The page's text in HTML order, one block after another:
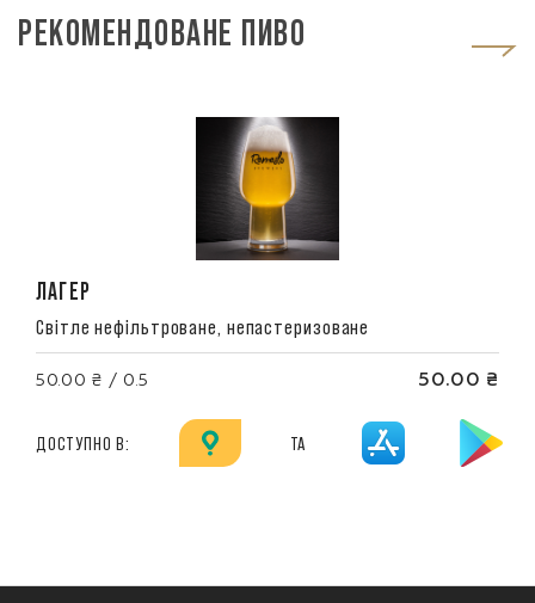
РЕКОМЕНДОВАНЕ ПИВО
ЛАГЕР
Світле нефільтроване, непастеризоване
50.00 ₴ / 0.5 50.00 ₴
ДОСТУПНО В: ТА